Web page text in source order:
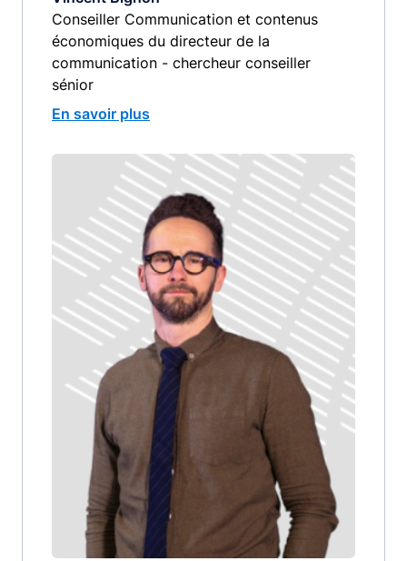
Conseiller Communication et contenus
économiques du directeur de la
communication - chercheur conseiller
sénior
En savoir plus
image